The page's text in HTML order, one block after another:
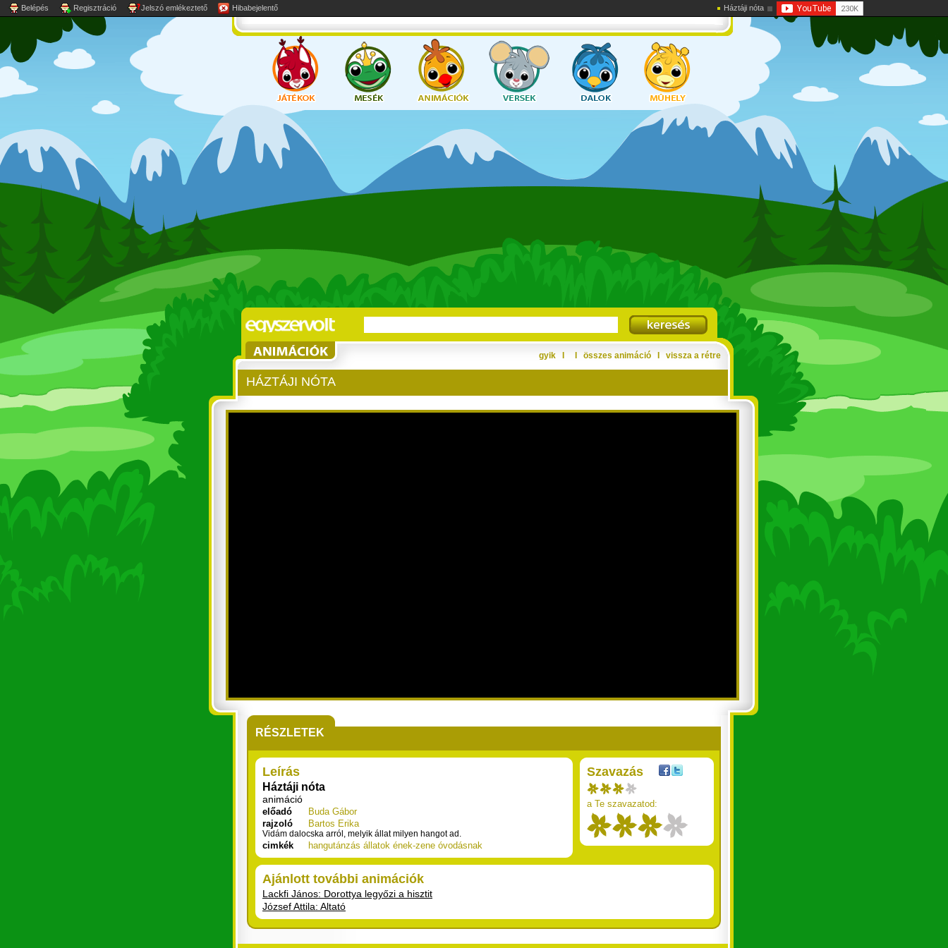
Belépés Regisztráció Jelszó emlékeztető Hibabejelentő Háztáji nóta
gyik összes animáció vissza a rétre
HÁZTÁJI NÓTA
RÉSZLETEK
Leírás
Háztáji nóta
animáció
előadó
Buda Gábor
rajzoló
Bartos Erika
Vidám dalocska arról, melyik állat milyen hangot ad.
cimkék hangutánzás állatok ének-zene óvodásnak
Szavazás
a Te szavazatod:
Ajánlott további animációk
Lackfi János: Dorottya legyőzi a hisztit
József Attila: Altató